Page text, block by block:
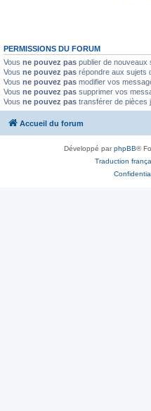
PERMISSIONS DU FORUM
Vous ne pouvez pas publier de nouveaux
Vous ne pouvez pas répondre aux sujets
Vous ne pouvez pas modifier vos
Vous ne pouvez pas supprimer vos
Vous ne pouvez pas transférer de pièces
Accueil du forum
Développé parphpBB®
Traduction